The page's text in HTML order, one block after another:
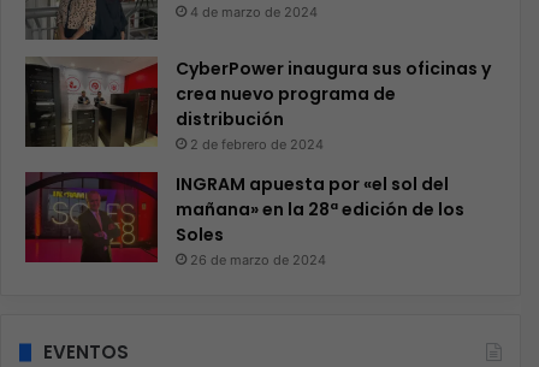
4 de marzo de 2024
CyberPower inaugura sus oficinas y
crea nuevo programa de
distribución
2 de febrero de 2024
INGRAM apuesta por «el sol del
mañana» en la 28ª edición de los
Soles
26 de marzo de 2024
EVENTOS